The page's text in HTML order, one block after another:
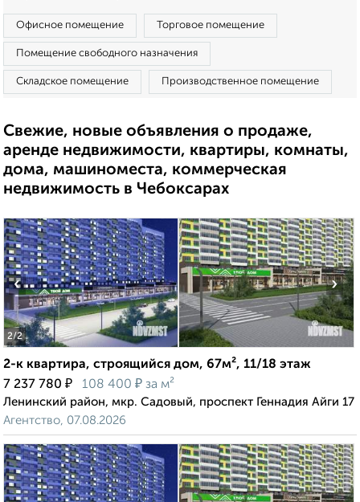
Офисное помещение Торговое помещение
Помещение свободного назначения
Складское помещение Производственное помещение
Свежие, новые объявления о продаже,
аренде недвижимости, квартиры, комнаты,
дома, машиноместа, коммерческая
недвижимость в Чебоксарах
2/2
‹ ›
2-к квартира, строящийся дом, 67м², 11/18 этаж
7 237 780 ₽ 108 400 ₽ за м²
Ленинский район, мкр. Садовый, проспект Геннадия Айги 17
Агентство, 07.08.2026